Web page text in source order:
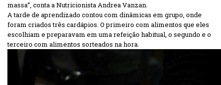
massa”, conta a Nutricionista Andrea Vanzan.
A tarde de aprendizado contou com dinâmicas em grupo, onde
foram criados três cardápios. O primeiro com alimentos que eles
escolhiam e preparavam em uma refeição habitual, o segundo e o
terceiro com alimentos sorteados na hora.